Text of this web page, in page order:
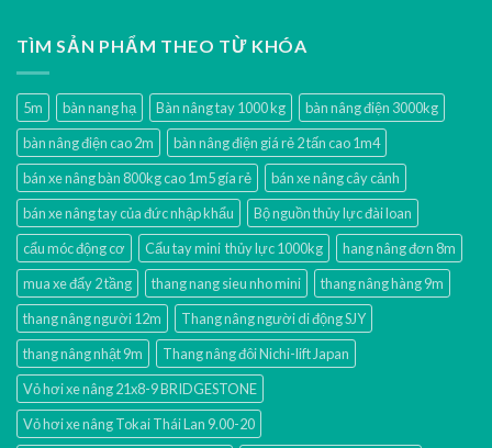
TÌM SẢN PHẨM THEO TỪ KHÓA
5m bàn nang hạ Bàn nâng tay 1000 kg
bàn nâng điện 3000kg
bàn nâng điện cao 2m
bàn nâng điện giá rẻ 2 tấn cao 1m4
bán xe nâng bàn 800kg cao 1m5 gía rẻ
bán xe nâng cây cảnh
bán xe nâng tay của đức nhập khẩu
Bộ nguồn thủy lực đài loan
cẩu móc động cơ
Cẩu tay mini thủy lực 1000kg
hang nâng đơn 8m
mua xe đẩy 2 tầng
thang nang sieu nho mini
thang nâng hàng 9m
thang nâng người 12m
Thang nâng người di động SJY
thang nâng nhật 9m
Thang nâng đôi Nichi-lift Japan
Vỏ hơi xe nâng 21x8-9 BRIDGESTONE
Vỏ hơi xe nâng Tokai Thái Lan 9.00-20